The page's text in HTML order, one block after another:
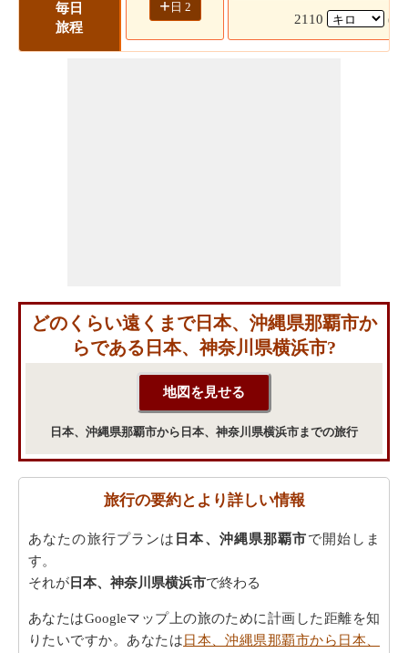
毎日
旅程
+ 日 2
2110
どのくらい遠くまで日本、沖縄県那覇市か
らである日本、神奈川県横浜市?
日本、沖縄県那覇市から日本、神奈川県横浜市までの旅行
旅行の要約とより詳しい情報
あなたの旅行プランは 日本、沖縄県那覇市で開始しま
す。
それが 日本、神奈川県横浜市で終わる
あなたはGoogleマップ上の旅のために計画した距離を知
りたいですか。あなたは日本、沖縄県那覇市から日本、